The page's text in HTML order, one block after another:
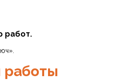
работ.
работы